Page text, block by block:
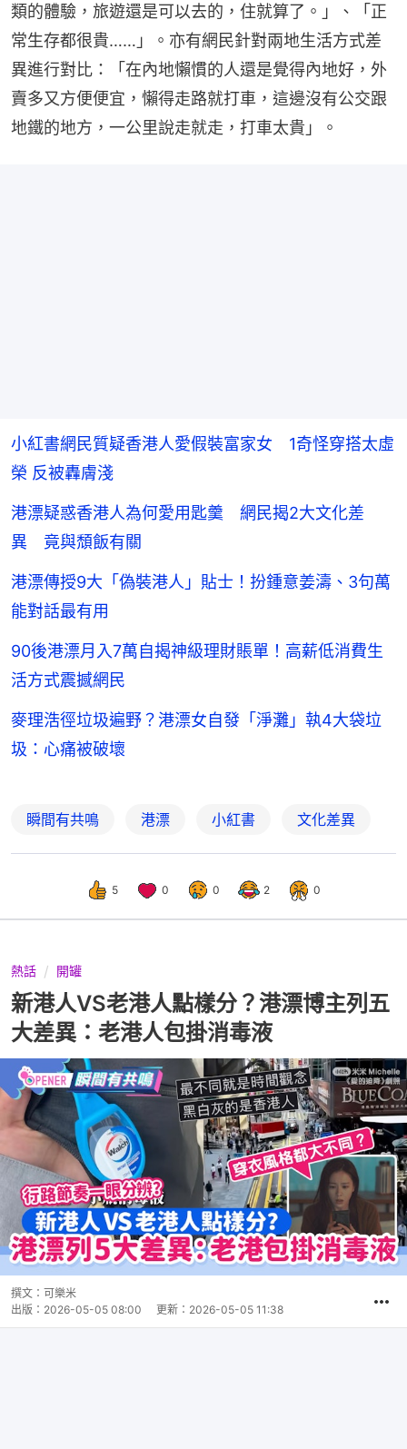
類的體驗，旅遊還是可以去的，住就算了。」、「正
常生存都很貴……」。亦有網民針對兩地生活方式差
異進行對比：「在內地懶慣的人還是覺得內地好，外
賣多又方便便宜，懶得走路就打車，這邊沒有公交跟
地鐵的地方，一公里說走就走，打車太貴」。
小紅書網民質疑香港人愛假裝富家女 1奇怪穿搭太虛
榮 反被轟膚淺
港漂疑惑香港人為何愛用匙羹 網民揭2大文化差
異 竟與頹飯有關
港漂傳授9大「偽裝港人」貼士！扮鍾意姜濤、3句萬
能對話最有用
90後港漂月入7萬自揭神級理財賬單！高薪低消費生
活方式震撼網民
麥理浩徑垃圾遍野？港漂女自發「淨灘」執4大袋垃
圾：心痛被破壞
瞬間有共鳴 港漂 小紅書 文化差異
5 0 0 2 0
熱話 開罐
新港人VS老港人點樣分？港漂博主列五
大差異：老港人包掛消毒液
撰文： 可樂米
出版： 2026-05-05 08:00 更新： 2026-05-05 11:38